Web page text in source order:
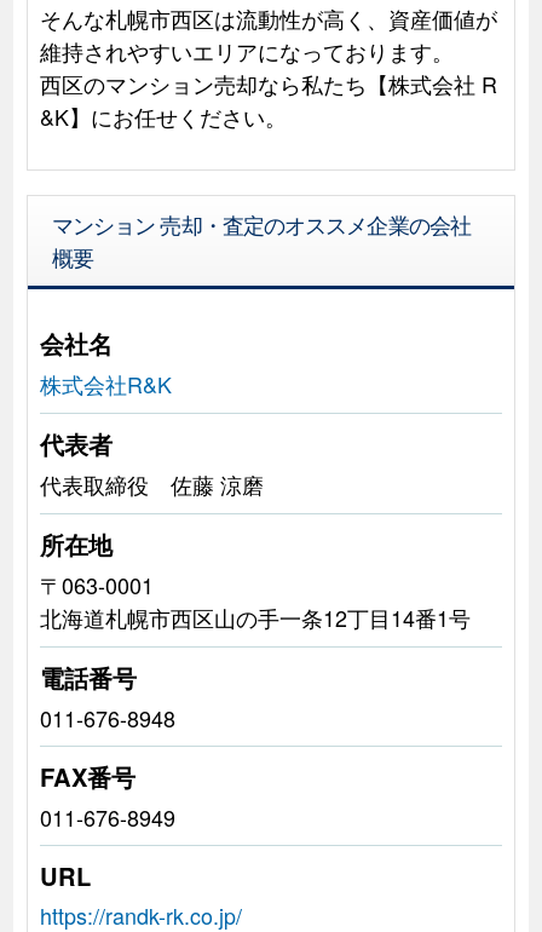
そんな札幌市西区は流動性が高く、資産価値が
維持されやすいエリアになっております。
西区のマンション売却なら私たち【株式会社 R
&K】にお任せください。
マンション 売却・査定のオススメ企業の会社
概要
会社名
株式会社R&K
代表者
代表取締役 佐藤 涼磨
所在地
〒063-0001
北海道札幌市西区山の手一条12丁目14番1号
電話番号
011-676-8948
FAX番号
011-676-8949
URL
https://randk-rk.co.jp/